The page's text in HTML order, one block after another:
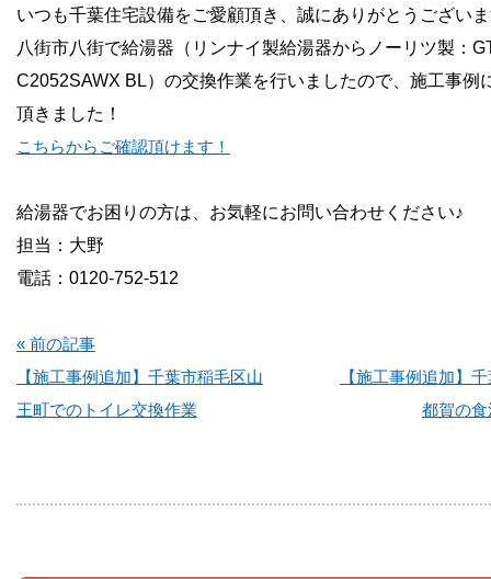
会社概要
いつも千葉住宅設備をご愛顧頂き、誠にありがとうござい
八街市八街で給湯器（リンナイ製給湯器からノーリツ製：
C2052SAWX BL） の交換作業を行いましたので、施工事例
頂きました！
こちらからご確認頂けます！
給湯器でお困りの方は、お気軽にお問い合わせください♪
担当：大野
電話：0120-752-512
« 前の記事
【施工事例追加】千葉市稲毛区山
王町でのトイレ交換作業
【施工事例追加】
都賀の